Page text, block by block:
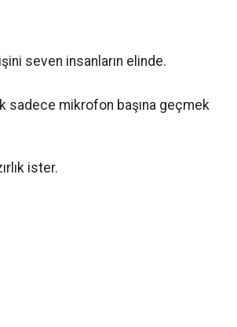
seven insanların elinde.
sadece mikrofon başına geçmek
ister.